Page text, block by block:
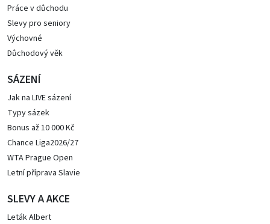
Práce v důchodu
Slevy pro seniory
Výchovné
Důchodový věk
SÁZENÍ
Jak na LIVE sázení
Typy sázek
Bonus až 10 000 Kč
Chance Liga2026/27
WTA Prague Open
Letní příprava Slavie
SLEVY A AKCE
Leták Albert